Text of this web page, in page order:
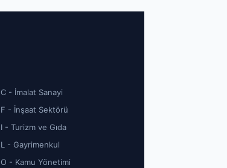
C - İmalat Sanayi
F - İnşaat Sektörü
I - Turizm ve Gıda
L - Gayrimenkul
O - Kamu Yönetimi